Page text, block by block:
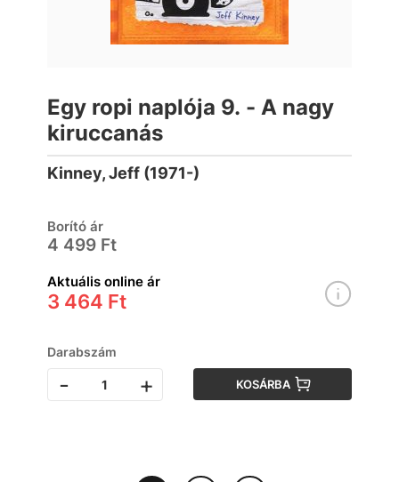
Egy ropi naplója 9. - A nagy
kiruccanás
Kinney, Jeff (1971-)
Borító ár
4 499 Ft
Aktuális online ár
3 464 Ft
Darabszám
- + KOSÁRBA